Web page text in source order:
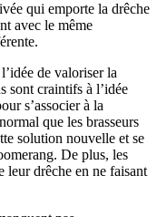
qui emporte la drêche
avec le même
de valoriser la
sont craintifs à l’idée
s’associer à la
que les brasseurs
solution nouvelle et se
De plus, les
leur drêche en ne faisant